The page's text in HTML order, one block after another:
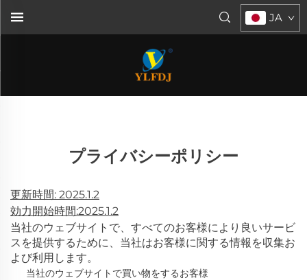
JA
プライバシーポリシー
更新時間: 2025.1.2
効力開始時間:2025.1.2
当社のウェブサイトで、すべてのお客様により良いサービ
スを提供するために、当社はお客様に関する情報を収集お
よび利用します。
当社のウェブサイトで買い物をするお客様